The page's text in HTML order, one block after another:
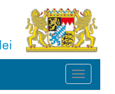
Toggle